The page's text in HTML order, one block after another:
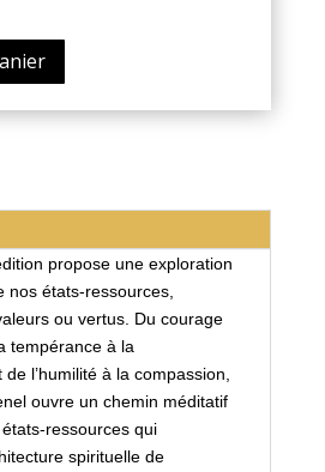
propose une exploration
nos états-ressources,
ou vertus. Du courage
tempérance à la
l’humilité à la compassion,
ouvre un chemin méditatif
ressources qui
spirituelle de